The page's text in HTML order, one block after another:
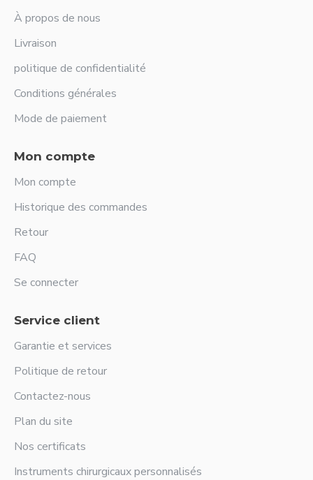
À propos de nous
Livraison
politique de confidentialité
Conditions générales
Mode de paiement
Mon compte
Mon compte
Historique des commandes
Retour
FAQ
Se connecter
Service client
Garantie et services
Politique de retour
Contactez-nous
Plan du site
Nos certificats
Instruments chirurgicaux personnalisés